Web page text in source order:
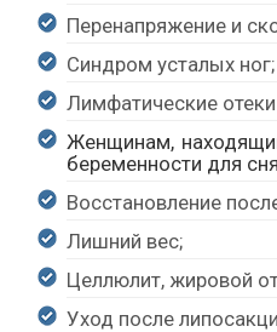
Перенапряжение и
Синдром усталых ног;
Лимфатические
Женщинам,
беременности для
Восстановление
Лишний вес;
Целлюлит, жировой
Уход после